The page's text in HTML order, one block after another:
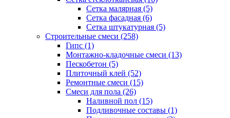
Сетка малярная (5)
Сетка фасадная (6)
Сетка штукатурная (5)
Строительные смеси (258)
Гипс (1)
Монтажно-кладочные смеси (13)
Пескобетон (5)
Плиточный клей (52)
Ремонтные смеси (15)
Смеси для пола (26)
Наливной пол (15)
Подливочные составы (1)